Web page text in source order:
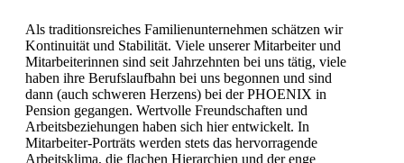
Als traditionsreiches Familienunternehmen schätzen wir
Kontinuität und Stabilität. Viele unserer Mitarbeiter und
Mitarbeiterinnen sind seit Jahrzehnten bei uns tätig, viele
haben ihre Berufslaufbahn bei uns begonnen und sind
dann (auch schweren Herzens) bei der PHOENIX in
Pension gegangen. Wertvolle Freundschaften und
Arbeitsbeziehungen haben sich hier entwickelt. In
Mitarbeiter-Porträts werden stets das hervorragende
Arbeitsklima, die flachen Hierarchien und der enge